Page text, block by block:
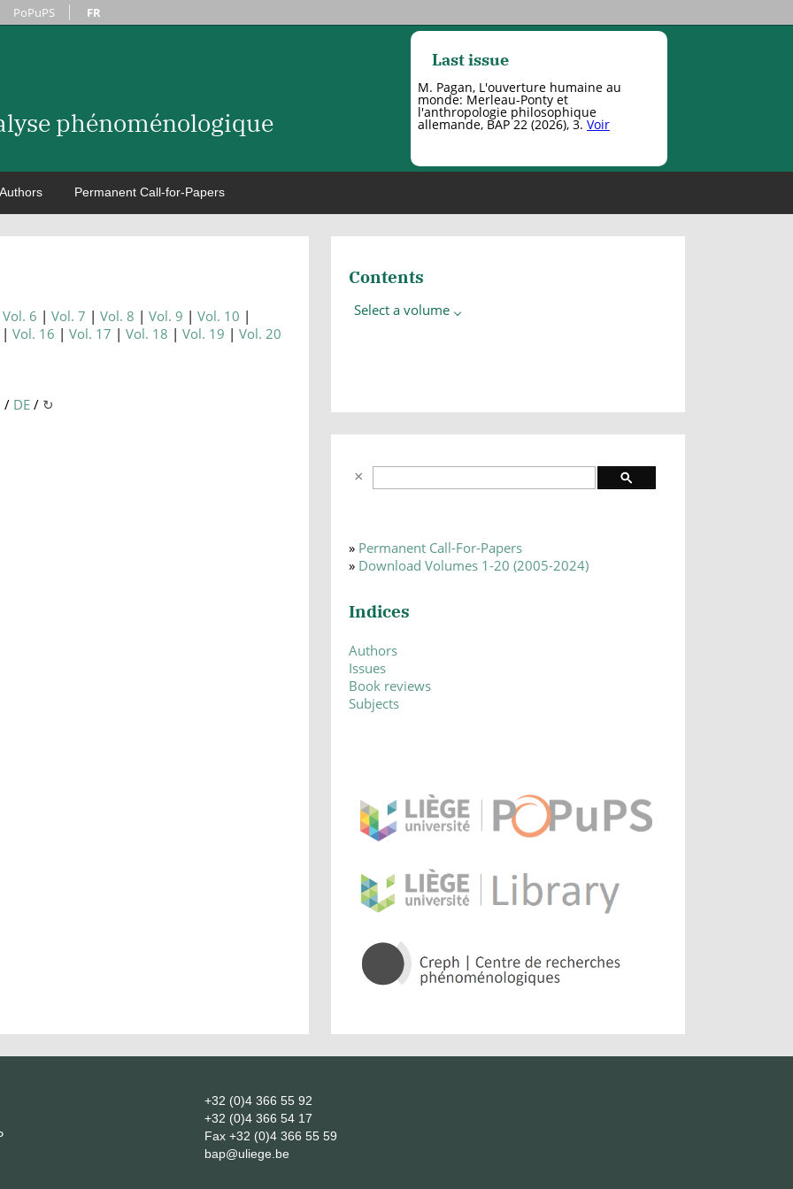
PoPuPS FR
phénoménologique
Last issue
M. Pagan, L'ouverture humaine au
monde: Merleau-Ponty et
l'anthropologie philosophique
allemande, BAP 22 (2026), 3. Voir
Authors Permanent Call-for-Papers
Vol. 6 Vol. 7 Vol. 8 Vol. 9
Vol. 10
Vol. 16
Vol. 17 Vol. 18 Vol. 19 Vol. 20
/ DE / ↻
Contents
Select a volume
» Permanent Call-For-Papers
» Download Volumes 1-20 (2005-2024)
Indices
Authors
Issues
Book reviews
Subjects
+32 (0)4 366 55 92
+32 (0)4 366 54 17
Fax +32 (0)4 366 55 59
bap@uliege.be